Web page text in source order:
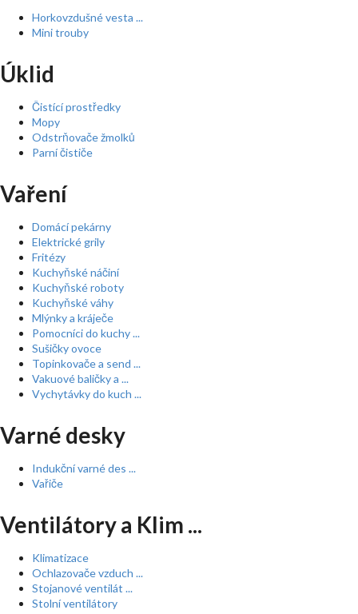
Horkovzdušné vesta ...
Mini trouby
Úklid
Čistící prostředky
Mopy
Odstrňovače žmolků
Parní čističe
Vaření
Domácí pekárny
Elektrické grily
Fritézy
Kuchyňské náčiní
Kuchyňské roboty
Kuchyňské váhy
Mlýnky a kráječe
Pomocníci do kuchy ...
Sušičky ovoce
Topinkovače a send ...
Vakuové baličky a ...
Vychytávky do kuch ...
Varné desky
Indukční varné des ...
Vařiče
Ventilátory a Klim ...
Klimatizace
Ochlazovače vzduch ...
Stojanové ventilát ...
Stolní ventilátory